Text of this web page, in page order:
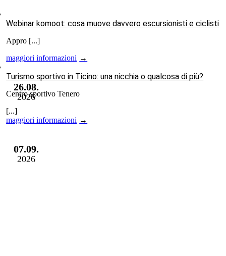
Webinar komoot: cosa muove davvero escursionisti e ciclisti
Appro [...]
maggiori informazioni
26.08.
2026
Turismo sportivo in Ticino: una nicchia o qualcosa di più?
Centro sportivo Tenero
[...]
maggiori informazioni
07.09.
2026